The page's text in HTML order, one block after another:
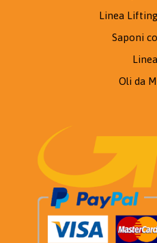
Linea Lifting
Saponi
Oli da